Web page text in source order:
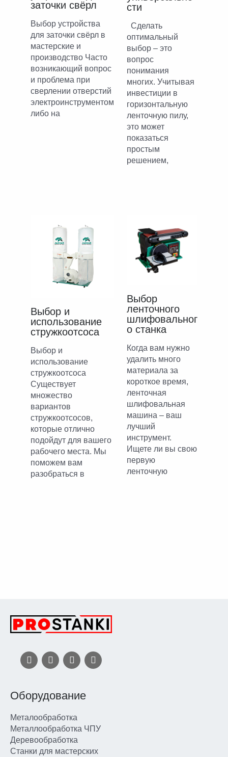
заточки свёрл
Выбор устройства
для заточки свёрл в
мастерские и
производство Часто
возникающий вопрос
и проблема при
сверлении отверстий
электроинструментом
либо на
сти
Сделать
оптимальный
выбор – это
вопрос
понимания
многих. Учитывая
инвестиции в
горизонтальную
ленточную пилу,
это может
показаться
простым
решением,
Выбор и
использование
стружкоотсоса
Выбор и
использование
стружкоотсоса
Существует
множество
вариантов
стружкоотсосов,
которые отлично
подойдут для вашего
рабочего места. Мы
поможем вам
разобраться в
Выбор
ленточного
шлифовальног
о станка
Когда вам нужно
удалить много
материала за
короткое время,
ленточная
шлифовальная
машина – ваш
лучший
инструмент.
Ищете ли вы свою
первую
ленточную
Оборудование
Металообработка
Металлообработка ЧПУ
Деревообработка
Станки для мастерских